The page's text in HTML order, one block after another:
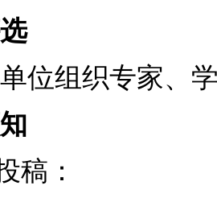
位组织专家、
稿：